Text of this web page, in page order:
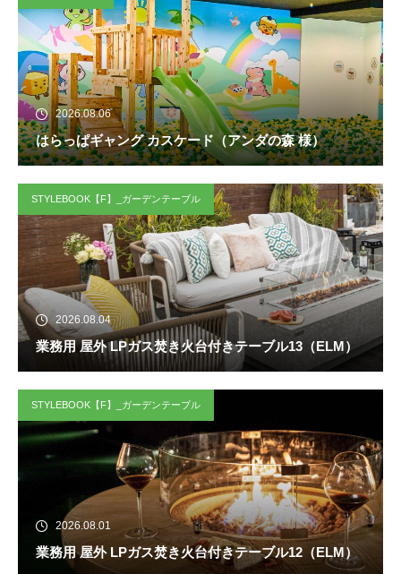
2026.08.06
はらっぱギャング カスケード（アンダの森 様）
STYLEBOOK【F】_ガーデンテーブル
2026.08.04
業務用 屋外 LPガス焚き火台付きテーブル13（ELM）
STYLEBOOK【F】_ガーデンテーブル
2026.08.01
業務用 屋外 LPガス焚き火台付きテーブル12（ELM）